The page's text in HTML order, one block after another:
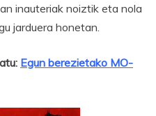
inauteriak noiztik eta nola
jarduera honetan.
Egun berezietako MO-